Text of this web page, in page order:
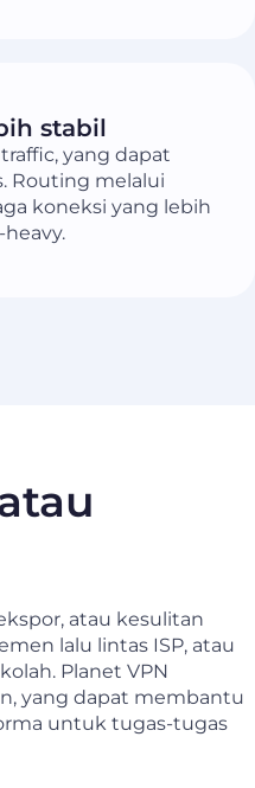
stabil
yang dapat
Routing melalui
koneksi yang lebih
atau kesulitan
lalu lintas ISP, atau
Planet VPN
yang dapat membantu
untuk tugas-tugas